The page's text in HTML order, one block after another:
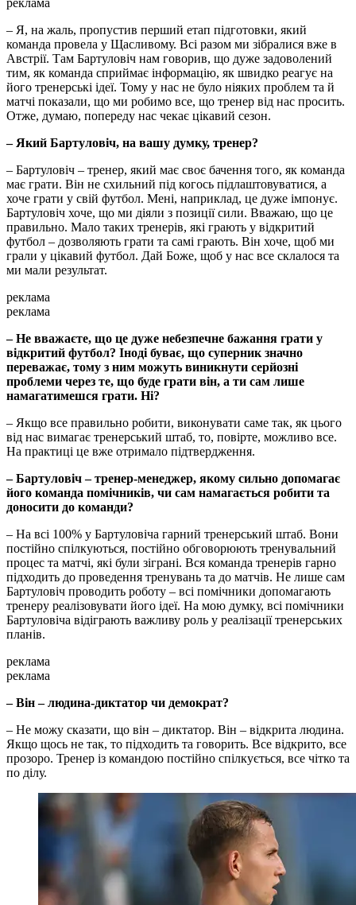
реклама
– Я, на жаль, пропустив перший етап підготовки, який
команда провела у Щасливому. Всі разом ми зібралися вже в
Австрії. Там Бартуловіч нам говорив, що дуже задоволений
тим, як команда сприймає інформацію, як швидко реагує на
його тренерські ідеї. Тому у нас не було ніяких проблем та й
матчі показали, що ми робимо все, що тренер від нас просить.
Отже, думаю, попереду нас чекає цікавий сезон.
– Який Бартуловіч, на вашу думку, тренер?
– Бартуловіч – тренер, який має своє бачення того, як команда
має грати. Він не схильний під когось підлаштовуватися, а
хоче грати у свій футбол. Мені, наприклад, це дуже імпонує.
Бартуловіч хоче, що ми діяли з позиції сили. Вважаю, що це
правильно. Мало таких тренерів, які грають у відкритий
футбол – дозволяють грати та самі грають. Він хоче, щоб ми
грали у цікавий футбол. Дай Боже, щоб у нас все склалося та
ми мали результат.
реклама
реклама
– Не вважаєте, що це дуже небезпечне бажання грати у
відкритий футбол? Іноді буває, що суперник значно
переважає, тому з ним можуть виникнути серйозні
проблеми через те, що буде грати він, а ти сам лише
намагатимешся грати. Ні?
– Якщо все правильно робити, виконувати саме так, як цього
від нас вимагає тренерський штаб, то, повірте, можливо все.
На практиці це вже отримало підтвердження.
– Бартуловіч – тренер-менеджер, якому сильно допомагає
його команда помічників, чи сам намагається робити та
доносити до команди?
– На всі 100% у Бартуловіча гарний тренерський штаб. Вони
постійно спілкуються, постійно обговорюють тренувальний
процес та матчі, які були зіграні. Вся команда тренерів гарно
підходить до проведення тренувань та до матчів. Не лише сам
Бартуловіч проводить роботу – всі помічники допомагають
тренеру реалізовувати його ідеї. На мою думку, всі помічники
Бартуловіча відіграють важливу роль у реалізації тренерських
планів.
реклама
реклама
– Він – людина-диктатор чи демократ?
– Не можу сказати, що він – диктатор. Він – відкрита людина.
Якщо щось не так, то підходить та говорить. Все відкрито, все
прозоро. Тренер із командою постійно спілкується, все чітко та
по ділу.